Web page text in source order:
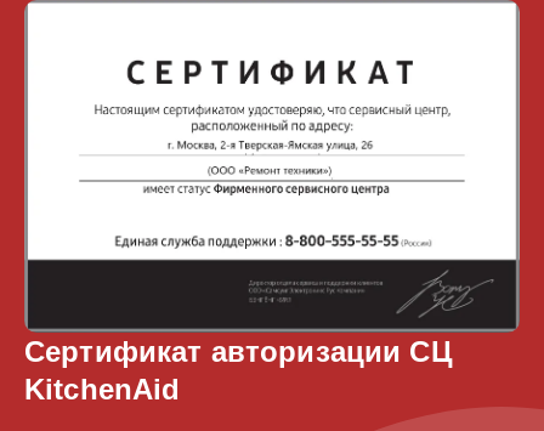
Сертификат авторизации СЦ
KitchenAid